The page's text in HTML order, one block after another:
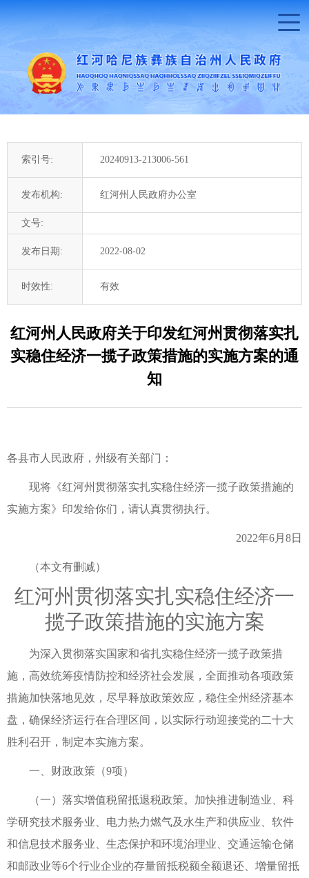
索引号: 20240913-213006-561
发布机构: 红河州人民政府办公室
文号:
发布日期: 2022-08-02
时效性: 有效
红河州人民政府关于印发红河州贯彻落实扎
实稳住经济一揽子政策措施的实施方案的通
知
各县市人民政府，州级有关部门：
现将《红河州贯彻落实扎实稳住经济一揽子政策措施的
实施方案》印发给你们，请认真贯彻执行。
2022年6月8日
（本文有删减）
红河州贯彻落实扎实稳住经济一
揽子政策措施的实施方案
为深入贯彻落实国家和省扎实稳住经济一揽子政策措
施，高效统筹疫情防控和经济社会发展，全面推动各项政策
措施加快落地见效，尽早释放政策效应，稳住全州经济基本
盘，确保经济运行在合理区间，以实际行动迎接党的二十大
胜利召开，制定本实施方案。
一、财政政策（9项）
（一）落实增值税留抵退税政策。加快推进制造业、科
学研究技术服务业、电力热力燃气及水生产和供应业、软件
和信息技术服务业、生态保护和环境治理业、交通运输仓储
和邮政业等6个行业企业的存量留抵税额全额退还、增量留抵